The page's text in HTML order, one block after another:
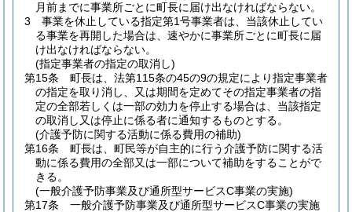
月前までに事業所ごとに町長に届け出なければならない。
3
事業を休止している指定第1号事業者は、当該休止してい
る事業を再開した場合は、速やかに事業所ごとに町長に届
け出なければならない。
(指定事業者の指定の取消し)
第15条
町長は、法第115条の45の9の規定により指定事業者
の指定を取り消し、又は期間を定めてその指定事業者の指
定の全部若しくは一部の効力を停止する場合は、当該指定
の取消し又は停止に係る者に通知するものとする。
(介護予防に関する活動に係る費用の補助)
第16条
町長は、町民等が自主的に行う介護予防に関する活
動に係る費用の全部又は一部について補助をすることがで
きる。
(一般介護予防事業及び通所型サービスC事業の実施)
第17条
一般介護予防事業及び通所型サービスC事業の実施